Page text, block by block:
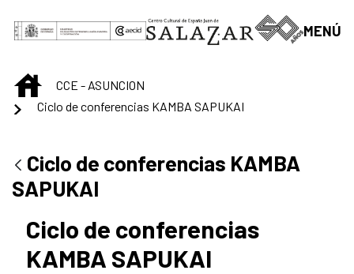
Saltar al contenido principal
MENÚ
INICIOCCE - ASUNCION
Ciclo de conferencias KAMBA SAPUKAI
Ciclo de conferencias KAMBA
SAPUKAI
Ciclo de conferencias
KAMBA SAPUKAI